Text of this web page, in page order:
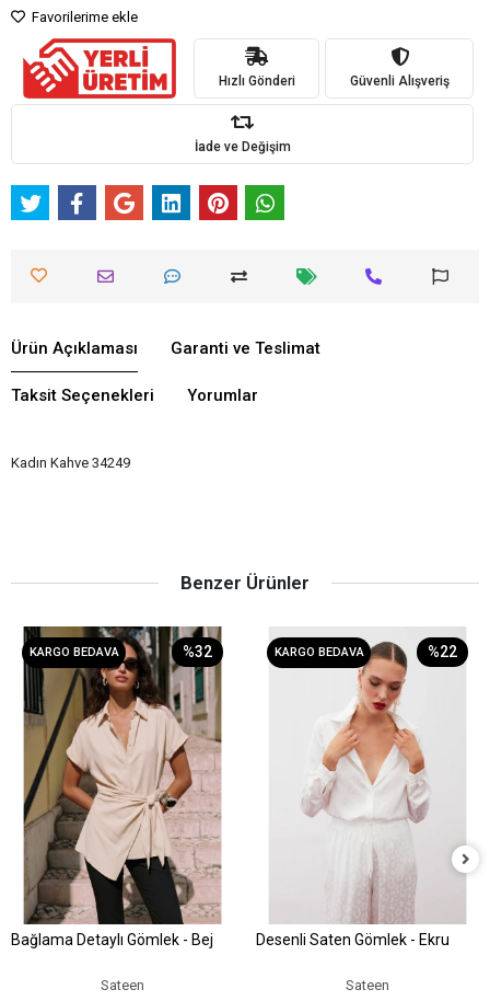
Favorilerime ekle
Hızlı Gönderi Güvenli Alışveriş
İade ve Değişim
Ürün Açıklaması Garanti ve Teslimat
Taksit Seçenekleri Yorumlar
Kadın Kahve 34249
Benzer Ürünler
KARGO BEDAVA %32
Sepete Ekle
Bağlama Detaylı Gömlek - Bej
Sateen
KARGO BEDAVA %22
Sepete Ekle
Desenli Saten Gömlek - Ekru
Sateen